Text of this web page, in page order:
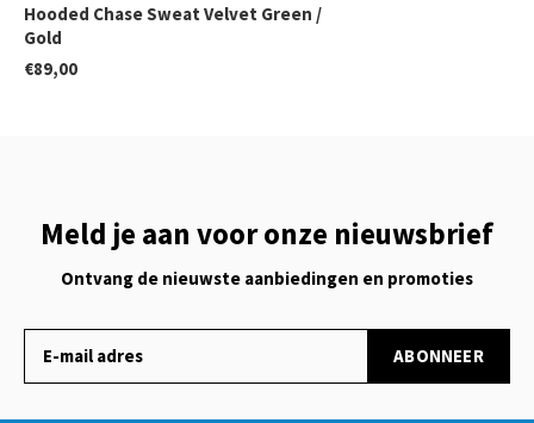
Hooded Chase Sweat Velvet Green /
Gold
€89,00
Meld je aan voor onze nieuwsbrief
Ontvang de nieuwste aanbiedingen en promoties
ABONNEER